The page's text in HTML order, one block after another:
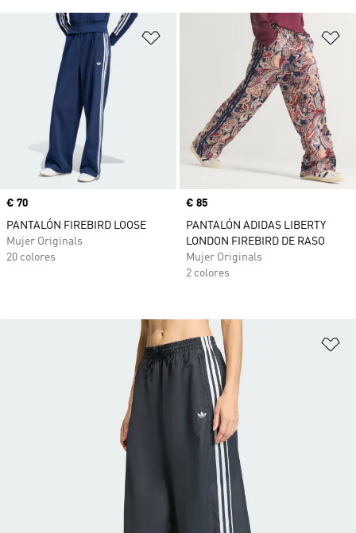
Añadir a la lista de deseos
Precio
€ 70
PANTALÓN FIREBIRD LOOSE
Mujer Originals
20 colores
Precio
€ 85
PANTALÓN ADIDAS LIBERTY
LONDON FIREBIRD DE RASO
Mujer Originals
2 colores